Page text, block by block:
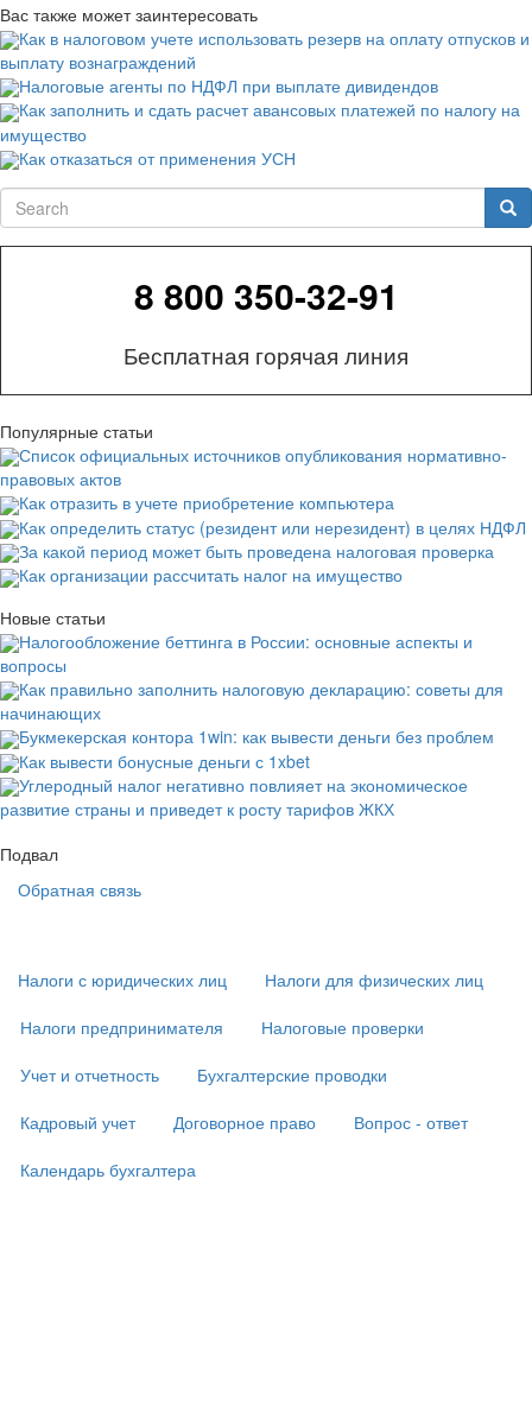
Вас также может заинтересовать
Как в налоговом учете использовать резерв на оплату отпусков и
выплату вознаграждений
Налоговые агенты по НДФЛ при выплате дивидендов
Как заполнить и сдать расчет авансовых платежей по налогу на
имущество
Как отказаться от применения УСН
Search
8 800 350-32-91
Бесплатная горячая линия
Популярные статьи
Список официальных источников опубликования нормативно-
правовых актов
Как отразить в учете приобретение компьютера
Как определить статус (резидент или нерезидент) в целях НДФЛ
За какой период может быть проведена налоговая проверка
Как организации рассчитать налог на имущество
Новые статьи
Налогообложение беттинга в России: основные аспекты и
вопросы
Как правильно заполнить налоговую декларацию: советы для
начинающих
Букмекерская контора 1win: как вывести деньги без проблем
Как вывести бонусные деньги с 1xbet
Углеродный налог негативно повлияет на экономическое
развитие страны и приведет к росту тарифов ЖКХ
Подвал
Обратная связь
подвале)
Налоги с юридических лиц
Налоги для физических лиц
Налоги предпринимателя
Налоговые проверки
Учет и отчетность
Бухгалтерские проводки
Кадровый учет
Договорное право
Вопрос - ответ
Календарь бухгалтера